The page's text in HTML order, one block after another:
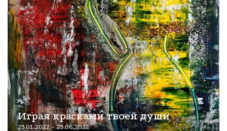
Играя красками твоей души
25.01.2022 - 25.06.2022